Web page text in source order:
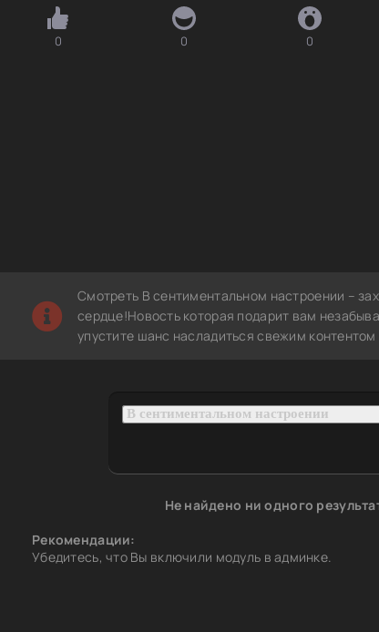
0 0 0
Смотреть В сентиментальном настроении –
сердце!Новость которая подарит вам
упустите шанс насладиться свежим
Не найдено ни одного
Рекомендации:
Убедитесь, что Вы включили модуль в админке.